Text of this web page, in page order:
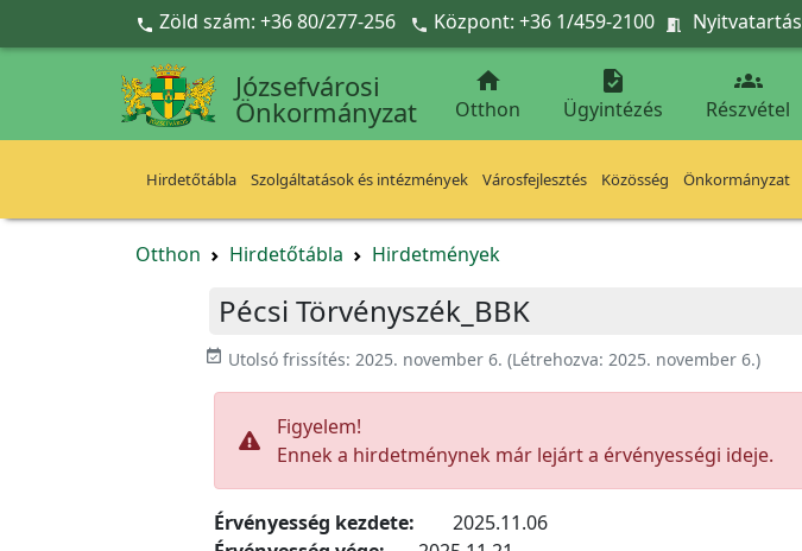
Ugrás a fő tartalomra
 Zöld szám: +36 80/277-256  Központ: +36 1/459-2100  Nyitvatartás
Józsefvárosi
Önkormányzat

Otthon

Ügyintézés

Részvétel
Hirdetőtábla Szolgáltatások és intézmények Városfejlesztés Közösség Önkormányzat
Otthon Hirdetőtábla Hirdetmények
Pécsi Törvényszék_BBK
event_available Utolsó frissítés: 2025. november 6. (Létrehozva: 2025. november 6.)
Figyelem!
Ennek a hirdetménynek már lejárt a érvényességi ideje.
Érvényesség kezdete:
2025.11.06